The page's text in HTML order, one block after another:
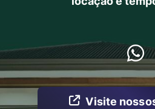
Visite